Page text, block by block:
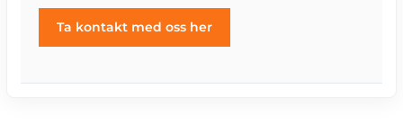
Ta kontakt med oss her